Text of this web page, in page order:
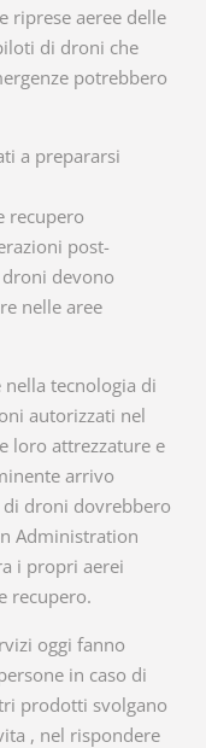
riprese aeree delle
di droni che
potrebbero
a prepararsi
recupero
post-
devono
nelle aree
tecnologia di
autorizzati nel
loro attrezzature e
arrivo
droni dovrebbero
Administration
i propri aerei
recupero.
oggi fanno
in caso di
prodotti svolgano
, nel rispondere